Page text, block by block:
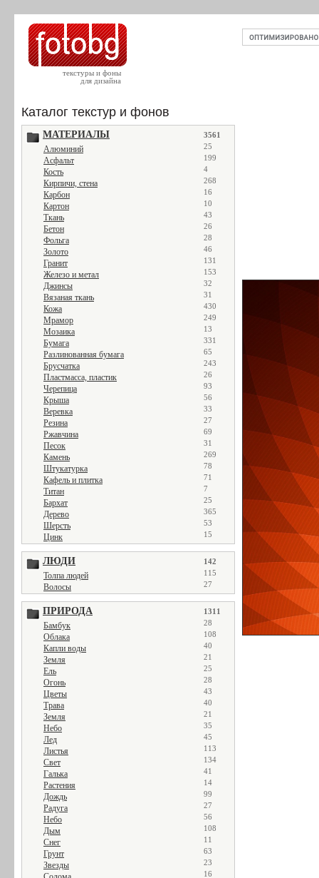
текстуры и фоны
для дизайна
Каталог текстур и фонов
МАТЕРИАЛЫ 3561
Алюминий 25
Асфальт 199
Кость 4
Кирпичи, стена 268
Карбон 16
Картон 10
Ткань 43
Бетон 26
Фольга 28
Золото 46
Гранит 131
Железо и метал 153
Джинсы 32
Вязаная ткань 31
Кожа 430
Мрамор 249
Мозаика 13
Бумага 331
Разлинованная бумага 65
Брусчатка 243
Пластмасса, пластик 26
Черепица 93
Крыша 56
Веревка 33
Резина 27
Ржавчина 69
Песок 31
Камень 269
Штукатурка 78
Кафель и плитка 71
Титан 7
Бархат 25
Дерево 365
Шерсть 53
Цинк 15
ЛЮДИ 142
Толпа людей 115
Волосы 27
ПРИРОДА 1311
Бамбук 28
Облака 108
Капли воды 40
Земля 21
Ель 25
Огонь 28
Цветы 43
Трава 40
Земля 21
Небо 35
Лед 45
Листья 113
Свет 134
Галька 41
Растения 14
Дождь 99
Радуга 27
Небо 56
Дым 108
Снег 11
Грунт 63
Звезды 23
16